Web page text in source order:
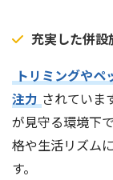
充実した併設
トリミングや
注力 されていま
が見守る環境下
格や生活リズム
す。